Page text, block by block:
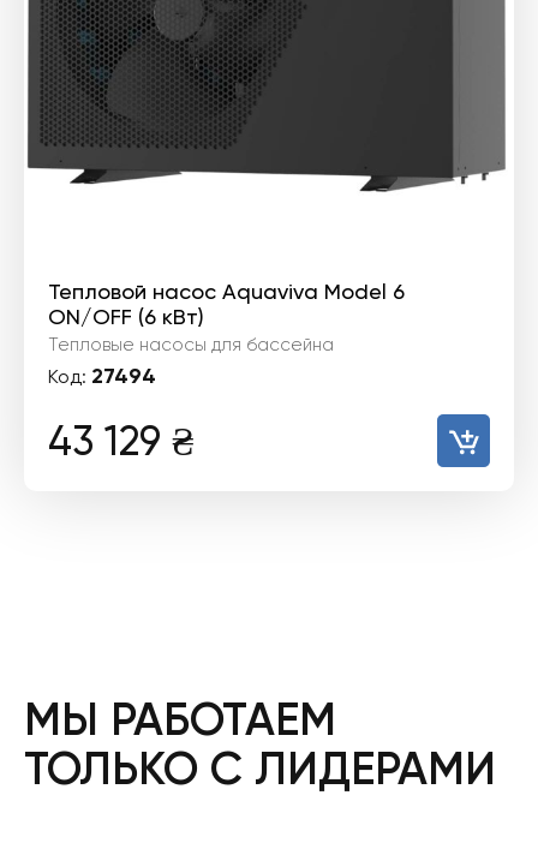
Тепловой насос Aquaviva Model 6
ON/OFF (6 кВт)
Тепловые насосы для бассейна
Код: 27494
43 129 ₴
МЫ РАБОТАЕМ
ТОЛЬКО С ЛИДЕРАМИ